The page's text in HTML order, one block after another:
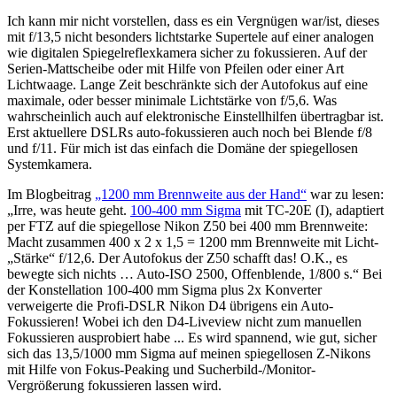
Ich kann mir nicht vorstellen, dass es ein Vergnügen war/ist, dieses
mit f/13,5 nicht besonders lichtstarke Supertele auf einer analogen
wie digitalen Spiegelreflexkamera sicher zu fokussieren. Auf der
Serien-Mattscheibe oder mit Hilfe von Pfeilen oder einer Art
Lichtwaage. Lange Zeit beschränkte sich der Autofokus auf eine
maximale, oder besser minimale Lichtstärke von f/5,6. Was
wahrscheinlich auch auf elektronische Einstellhilfen übertragbar ist.
Erst aktuellere DSLRs auto-fokussieren auch noch bei Blende f/8
und f/11. Für mich ist das einfach die Domäne der spiegellosen
Systemkamera.
Im Blogbeitrag „1200 mm Brennweite aus der Hand“ war zu lesen:
„Irre, was heute geht. 100-400 mm Sigma mit TC-20E (I), adaptiert
per FTZ auf die spiegellose Nikon Z50 bei 400 mm Brennweite:
Macht zusammen 400 x 2 x 1,5 = 1200 mm Brennweite mit Licht-
„Stärke“ f/12,6. Der Autofokus der Z50 schafft das! O.K., es
bewegte sich nichts … Auto-ISO 2500, Offenblende, 1/800 s.“ Bei
der Konstellation 100-400 mm Sigma plus 2x Konverter
verweigerte die Profi-DSLR Nikon D4 übrigens ein Auto-
Fokussieren! Wobei ich den D4-Liveview nicht zum manuellen
Fokussieren ausprobiert habe ... Es wird spannend, wie gut, sicher
sich das 13,5/1000 mm Sigma auf meinen spiegellosen Z-Nikons
mit Hilfe von Fokus-Peaking und Sucherbild-/Monitor-
Vergrößerung fokussieren lassen wird.